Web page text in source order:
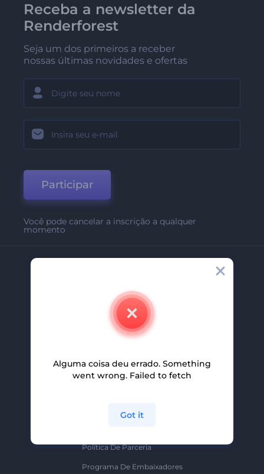
Receba a newsletter da
Renderforest
Seja um dos primeiros a receber
nossas últimas novidades e ofertas
Participar
Você pode cancelar a inscrição a qualquer
momento
Contate-Nos
Carreiras
Programa De Afiliados
Política De Parceria
Programa De Embaixadores
Alguma coisa deu errado. Something
went wrong. Failed to fetch
Got it